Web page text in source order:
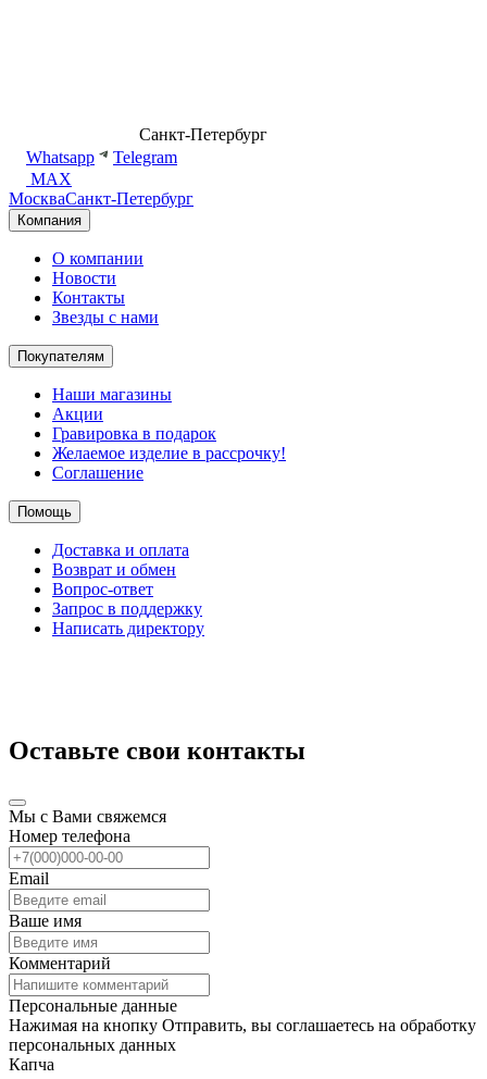
Санкт-Петербург
Whatsapp
Telegram
MAX
МоскваСанкт-Петербург
Компания
О компании
Новости
Контакты
Звезды с нами
Покупателям
Наши магазины
Акции
Гравировка в подарок
Желаемое изделие в рассрочку!
Соглашение
Помощь
Доставка и оплата
Возврат и обмен
Вопрос-ответ
Запрос в поддержку
Написать директору
Оставьте свои контакты
Мы с Вами свяжемся
Номер телефона
Email
Ваше имя
Комментарий
Персональные данные
Нажимая на кнопку Отправить, вы соглашаетесь на обработку
персональных данных
Капча